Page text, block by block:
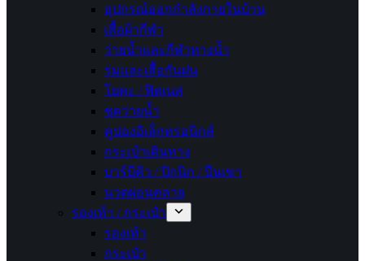
อุปกรณ์ออกกำลังกายในบ้าน
เสื้อผ้ากีฬา
ว่ายน้ำและกีฬาทางน้ำ
ร่มและเสื้อกันฝน
โยคะ / ฟิตเนส
ชุดว่ายน้ำ
คูปองอิเล็กทรอนิกส์
กระเป๋าเดินทาง
บาร์บีคิว / ปิกนิก / ปีนเขา
นวดผ่อนคลาย
รองเท้า / กระเป๋า
รองเท้า
กระเป๋า